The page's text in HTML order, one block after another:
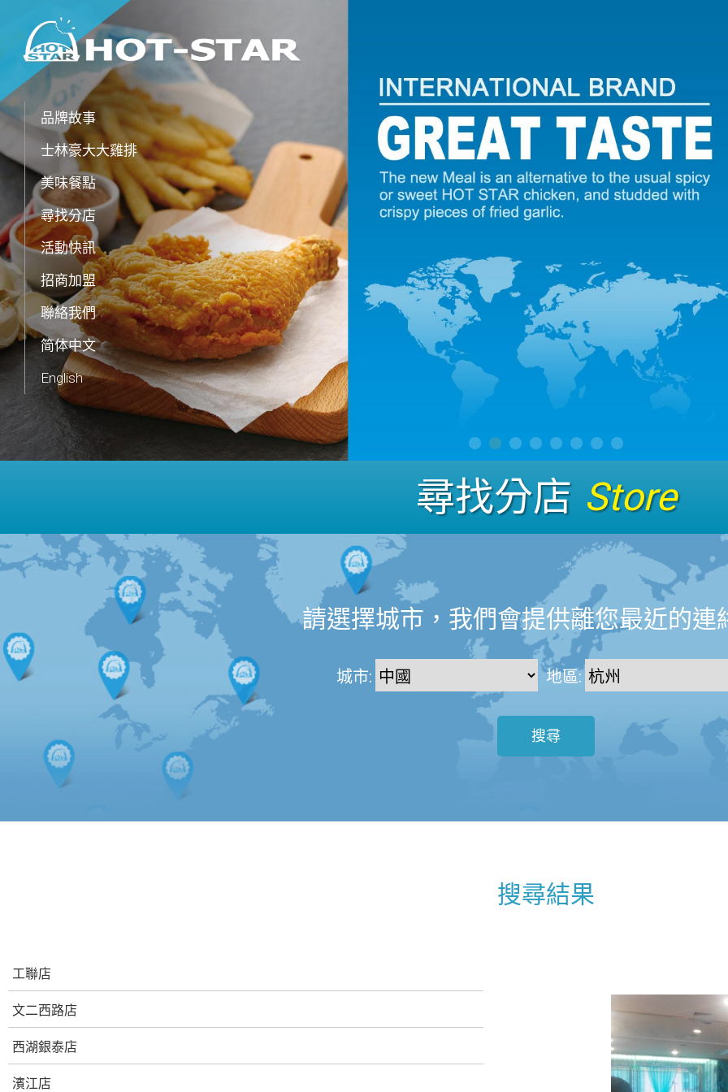
品牌故事
士林豪大大雞排
美味餐點
尋找分店
活動快訊
招商加盟
聯絡我們
简体中文
English
尋找分店 Store
請選擇城市，我們會提供離您最近的連
城市: 地區:
搜尋
搜尋結果
工聯店
文二西路店
西湖銀泰店
濱江店